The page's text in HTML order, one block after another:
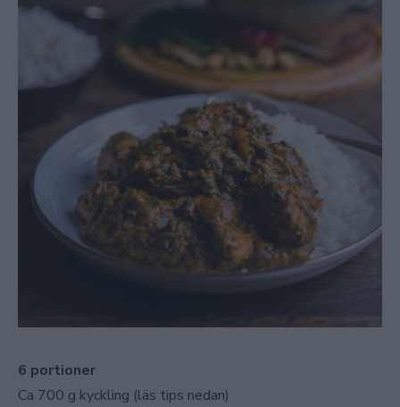
6 portioner
Ca 700 g kyckling (läs tips nedan)